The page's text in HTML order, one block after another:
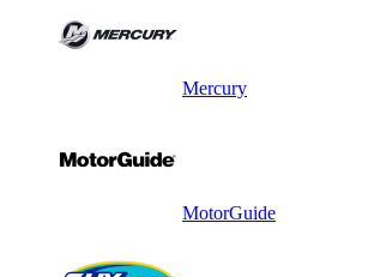
Mercury
MotorGuide